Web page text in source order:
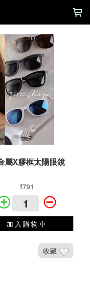
屬X膠框太陽眼鏡
f791
加入購物車
收藏